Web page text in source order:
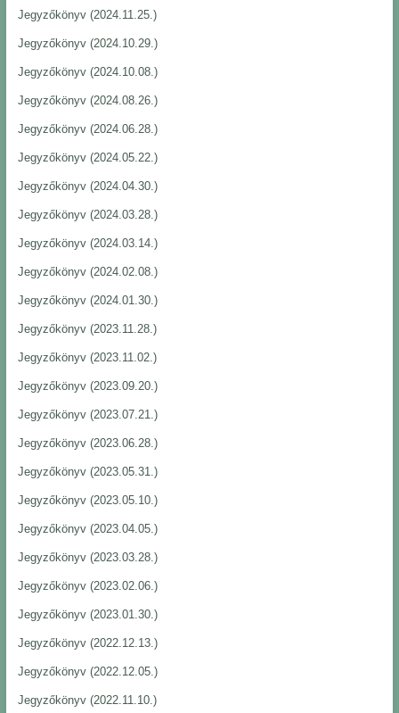
Jegyzőkönyv (2024.11.25.)
Jegyzőkönyv (2024.10.29.)
Jegyzőkönyv (2024.10.08.)
Jegyzőkönyv (2024.08.26.)
Jegyzőkönyv (2024.06.28.)
Jegyzőkönyv (2024.05.22.)
Jegyzőkönyv (2024.04.30.)
Jegyzőkönyv (2024.03.28.)
Jegyzőkönyv (2024.03.14.)
Jegyzőkönyv (2024.02.08.)
Jegyzőkönyv (2024.01.30.)
Jegyzőkönyv (2023.11.28.)
Jegyzőkönyv (2023.11.02.)
Jegyzőkönyv (2023.09.20.)
Jegyzőkönyv (2023.07.21.)
Jegyzőkönyv (2023.06.28.)
Jegyzőkönyv (2023.05.31.)
Jegyzőkönyv (2023.05.10.)
Jegyzőkönyv (2023.04.05.)
Jegyzőkönyv (2023.03.28.)
Jegyzőkönyv (2023.02.06.)
Jegyzőkönyv (2023.01.30.)
Jegyzőkönyv (2022.12.13.)
Jegyzőkönyv (2022.12.05.)
Jegyzőkönyv (2022.11.10.)